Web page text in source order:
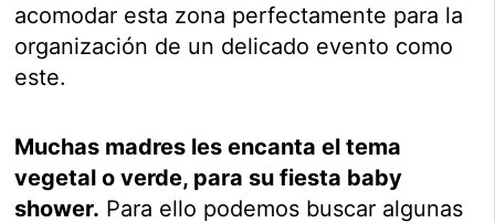
acomodar esta zona perfectamente para la
organización de un delicado evento como
este.
Muchas madres les encanta el tema
vegetal o verde, para su fiesta baby
shower. Para ello podemos buscar algunas